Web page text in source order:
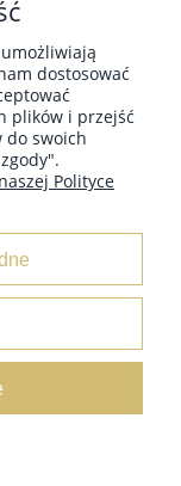
dostosować
plików i przejść
do swoich
Polityce